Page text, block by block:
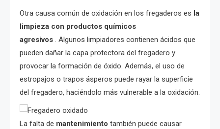
Otra causa común de oxidación en los fregaderos es la
limpieza con productos químicos
agresivos . Algunos limpiadores contienen ácidos que
pueden dañar la capa protectora del fregadero y
provocar la formación de óxido. Además, el uso de
estropajos o trapos ásperos puede rayar la superficie
del fregadero, haciéndolo más vulnerable a la oxidación.
La falta de mantenimiento también puede causar